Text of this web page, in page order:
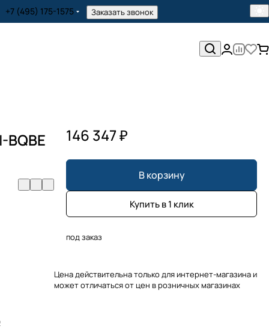
+7 (495) 175-1575 Заказать звонок
146 347 ₽
В корзину
Купить в 1 клик
под заказ
Цена действительна только для интернет-магазина и
может отличаться от цен в розничных магазинах